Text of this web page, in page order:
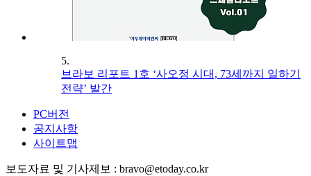
5.
브라보 리포트 1호 ‘사오정 시대, 73세까지 일하기
전략’ 발간
PC버전
공지사항
사이트맵
보도자료 및 기사제보 : bravo@etoday.co.kr